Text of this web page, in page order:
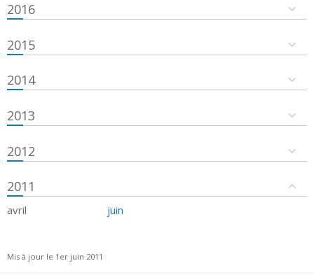
2016
2015
2014
2013
2012
2011
avril juin
Mis à jour le 1er juin 2011